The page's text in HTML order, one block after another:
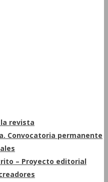
revista
Convocatoria permanente
– Proyecto editorial